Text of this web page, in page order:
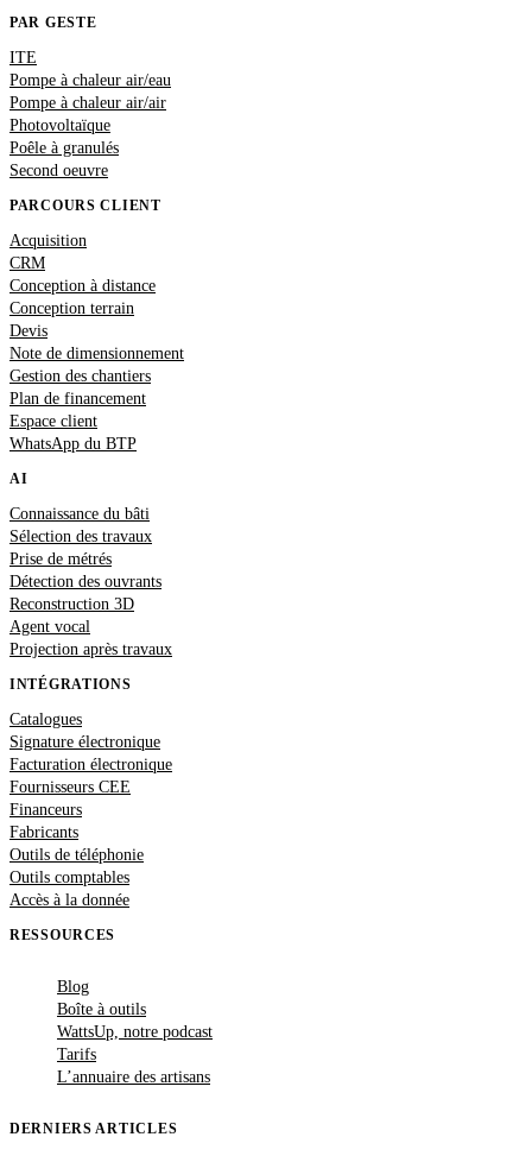
PAR GESTE
ITE
Pompe à chaleur air/eau
Pompe à chaleur air/air
Photovoltaïque
Poêle à granulés
Second oeuvre
PARCOURS CLIENT
Acquisition
CRM
Conception à distance
Conception terrain
Devis
Note de dimensionnement
Gestion des chantiers
Plan de financement
Espace client
WhatsApp du BTP
AI
Connaissance du bâti
Sélection des travaux
Prise de métrés
Détection des ouvrants
Reconstruction 3D
Agent vocal
Projection après travaux
INTÉGRATIONS
Catalogues
Signature électronique
Facturation électronique
Fournisseurs CEE
Financeurs
Fabricants
Outils de téléphonie
Outils comptables
Accès à la donnée
RESSOURCES
Blog
Boîte à outils
WattsUp, notre podcast
Tarifs
L’annuaire des artisans
DERNIERS ARTICLES